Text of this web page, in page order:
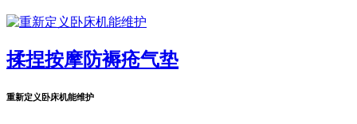
揉捏按摩防褥疮气垫
重新定义卧床机能维护